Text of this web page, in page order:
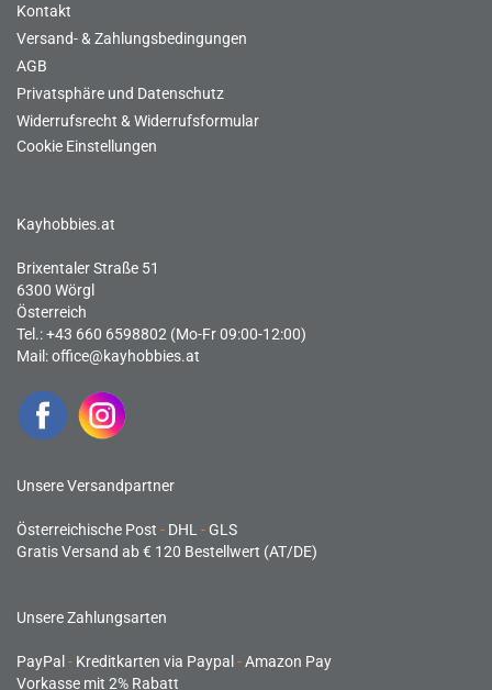
Kontakt
Versand- & Zahlungsbedingungen
AGB
Privatsphäre und Datenschutz
Widerrufsrecht & Widerrufsformular
Cookie Einstellungen
Kayhobbies.at
Brixentaler Straße 51
6300 Wörgl
Österreich
Tel.: +43 660 6598802 (Mo-Fr 09:00-12:00)
Mail:office@kayhobbies.at
Unsere Versandpartner
Österreichische Post - DHL -GLS
Gratis Versand ab € 120 Bestellwert (AT/DE)
Unsere Zahlungsarten
PayPal - Kreditkarten via Paypal -Amazon Pay
Vorkasse mit 2% Rabatt